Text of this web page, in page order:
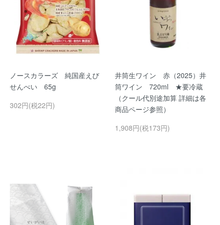
ノースカラーズ 純国産えび
せんべい 65g
302円(税22円)
井筒生ワイン 赤（2025）井
筒ワイン 720ml ★要冷蔵
（クール代別途加算 詳細は各
商品ページ参照）
1,908円(税173円)